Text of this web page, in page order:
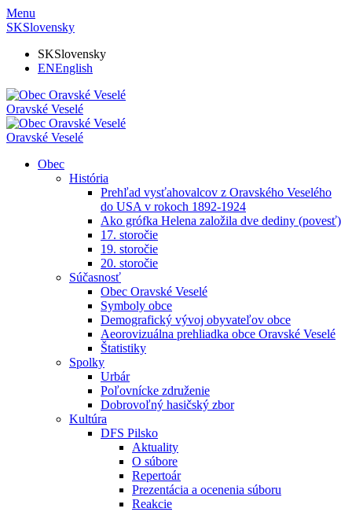
Menu
SKSlovensky
SKSlovensky
ENEnglish
Oravské Veselé
Oravské Veselé
Obec
História
Prehľad vysťahovalcov z Oravského Veselého
do USA v rokoch 1892-1924
Ako grófka Helena založila dve dediny (povesť)
17. storočie
19. storočie
20. storočie
Súčasnosť
Obec Oravské Veselé
Symboly obce
Demografický vývoj obyvateľov obce
Aeorovizuálna prehliadka obce Oravské Veselé
Štatistiky
Spolky
Urbár
Poľovnícke združenie
Dobrovoľný hasičský zbor
Kultúra
DFS Pilsko
Aktuality
O súbore
Repertoár
Prezentácia a ocenenia súboru
Reakcie